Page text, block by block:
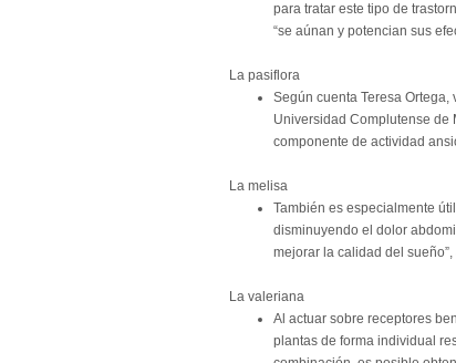
para tratar este tipo de
“se aúnan y potencian sus
La pasiflora
Según cuenta Teresa Ortega,
Universidad Complutense de
componente de actividad
La melisa
También es especialmente
disminuyendo el dolor
mejorar la calidad del
La valeriana
Al actuar sobre receptores
plantas de forma individual